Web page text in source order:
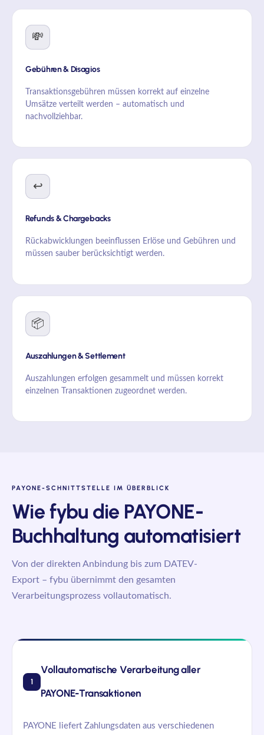
💸
Gebühren & Disagios
Transaktionsgebühren müssen korrekt auf einzelne
Umsätze verteilt werden – automatisch und
nachvollziehbar.
↩️
Refunds & Chargebacks
Rückabwicklungen beeinflussen Erlöse und Gebühren und
müssen sauber berücksichtigt werden.
📦
Auszahlungen & Settlement
Auszahlungen erfolgen gesammelt und müssen korrekt
einzelnen Transaktionen zugeordnet werden.
PAYONE-SCHNITTSTELLE IM ÜBERBLICK
Wiefybu die PAYONE-
Buchhaltung automatisiert
Von der direkten Anbindung bis zum DATEV-
Export – fybu übernimmt den gesamten
Verarbeitungsprozess vollautomatisch.
1
Vollautomatische Verarbeitung aller
PAYONE-Transaktionen
PAYONE liefert Zahlungsdaten aus verschiedenen